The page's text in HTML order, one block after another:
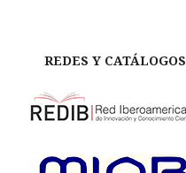
REDES Y CATÁLOGOS